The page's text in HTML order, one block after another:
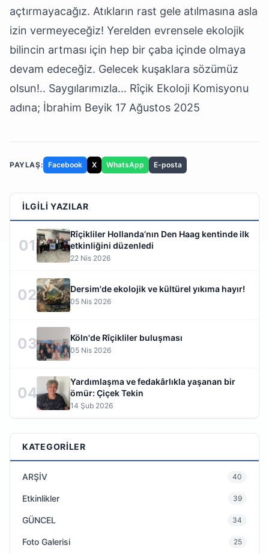
açtırmayacağız. Atıkların rast gele atılmasına asla
izin vermeyeceğiz! Yerelden evrensele ekolojik
bilincin artması için hep bir çaba içinde olmaya
devam edeceğiz. Gelecek kuşaklara sözümüz
olsun!.. Saygılarımızla… Rîçik Ekoloji Komisyonu
adına; İbrahim Beyik 17 Ağustos 2025
PAYLAŞ: Facebook X WhatsApp E-posta
İLGILI YAZILAR
01
Rîçikliler Hollanda’nın Den Haag kentinde ilk
etkinliğini düzenledi
22 Nis 2026
02 Dersim'de ekolojik ve kültürel yıkıma hayır!
05 Nis 2026
03 Köln'de Rîçikliler buluşması
05 Nis 2026
04
Yardımlaşma ve fedakârlıkla yaşanan bir
ömür: Çiçek Tekin
14 Şub 2026
KATEGORILER
ARŞİV 40
Etkinlikler 39
GÜNCEL 34
Foto Galerisi 25